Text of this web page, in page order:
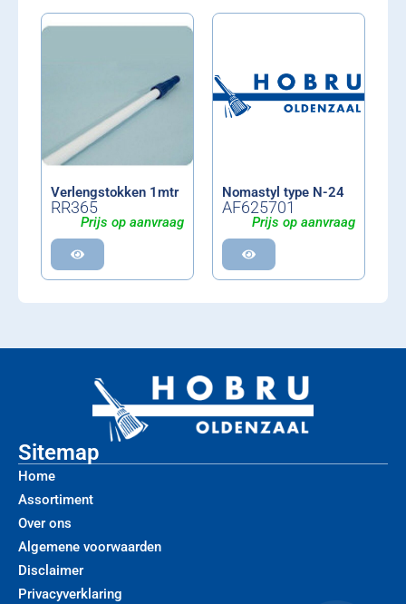
Verlengstokken 1mtr
RR365
Prijs op aanvraag
Nomastyl type N-24
AF625701
Prijs op aanvraag
Sitemap
Home
Assortiment
Over ons
Algemene voorwaarden
Disclaimer
Privacyverklaring